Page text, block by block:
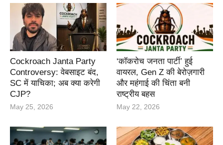
Cockroach Janta Party
Controversy: वेबसाइट बंद,
SC में याचिका; अब क्या करेगी
CJP?
May 25, 2026
‘कॉकरोच जनता पार्टी’ हुई
वायरल, Gen Z की बेरोज़गारी
और महंगाई की चिंता बनी
राष्ट्रीय बहस
May 22, 2026